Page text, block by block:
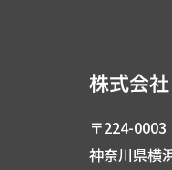
〒224-0003
神奈川県横